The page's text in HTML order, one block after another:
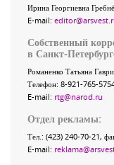
Ирина Георгиевна
E-mail:
Собственный
в Санкт-
Романенко Татьяна
Телефон: 8-921-765-
E-mail: rtg@narod.ru
Отдел рекламы:
Тел.: (423) 240-70-21,
E-mail: